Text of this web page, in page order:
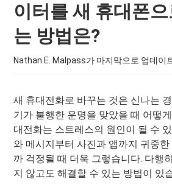
이터를 새 휴대폰
는 방법은?
Nathan E. Malpass가 마지막으로 업데이
새 휴대전화로 바꾸는 것은 신나는
기가 불행한 운명을 맞았을 때 어떻
대전화는 스트레스의 원인이 될 수
와 메시지부터 사진과 앱까지 귀중
까 걱정될 때 더욱 그렇습니다. 다행
지 않고도 해결할 수 있는 방법이 있